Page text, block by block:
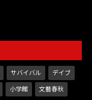
サバイバル デイブ
小学館 文藝春秋